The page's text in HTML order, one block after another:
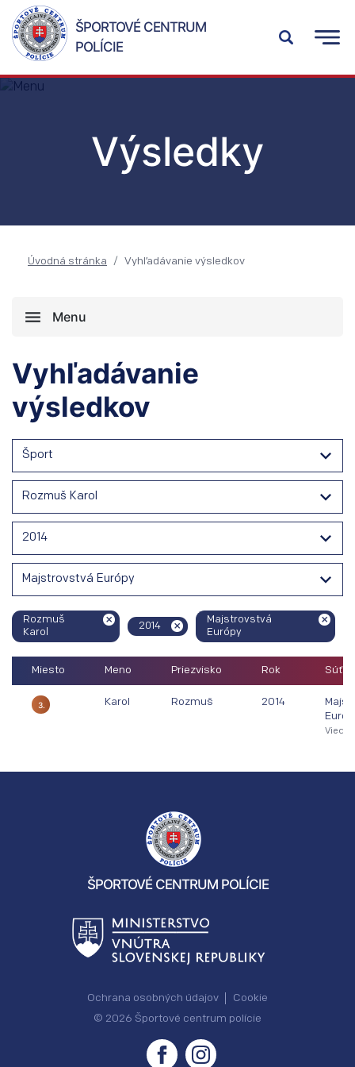
ŠPORTOVÉ CENTRUM
POLÍCIE
Výsledky
Úvodná stránka Vyhľadávanie výsledkov
Menu
Vyhľadávanie
výsledkov
Šport
Rozmuš Karol
2014
Majstrovstvá Európy
Rozmuš
Karol
2014
Majstrovstvá
Európy
Miesto Meno Priezvisko Rok
3. Karol Rozmuš 2014
ŠPORTOVÉ CENTRUM POLÍCIE
Ochrana osobných údajov
Cookie
© 2026 Športové centrum polície